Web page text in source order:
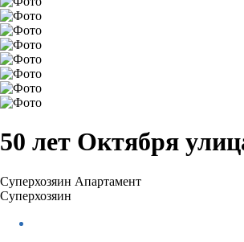
50 лет Октября
Суперхозяин Апартамент
Суперхозяин